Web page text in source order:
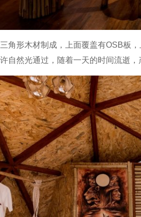
角形木材制成，上面覆盖有OSB板
自然光通过，随着一天的时间流逝，